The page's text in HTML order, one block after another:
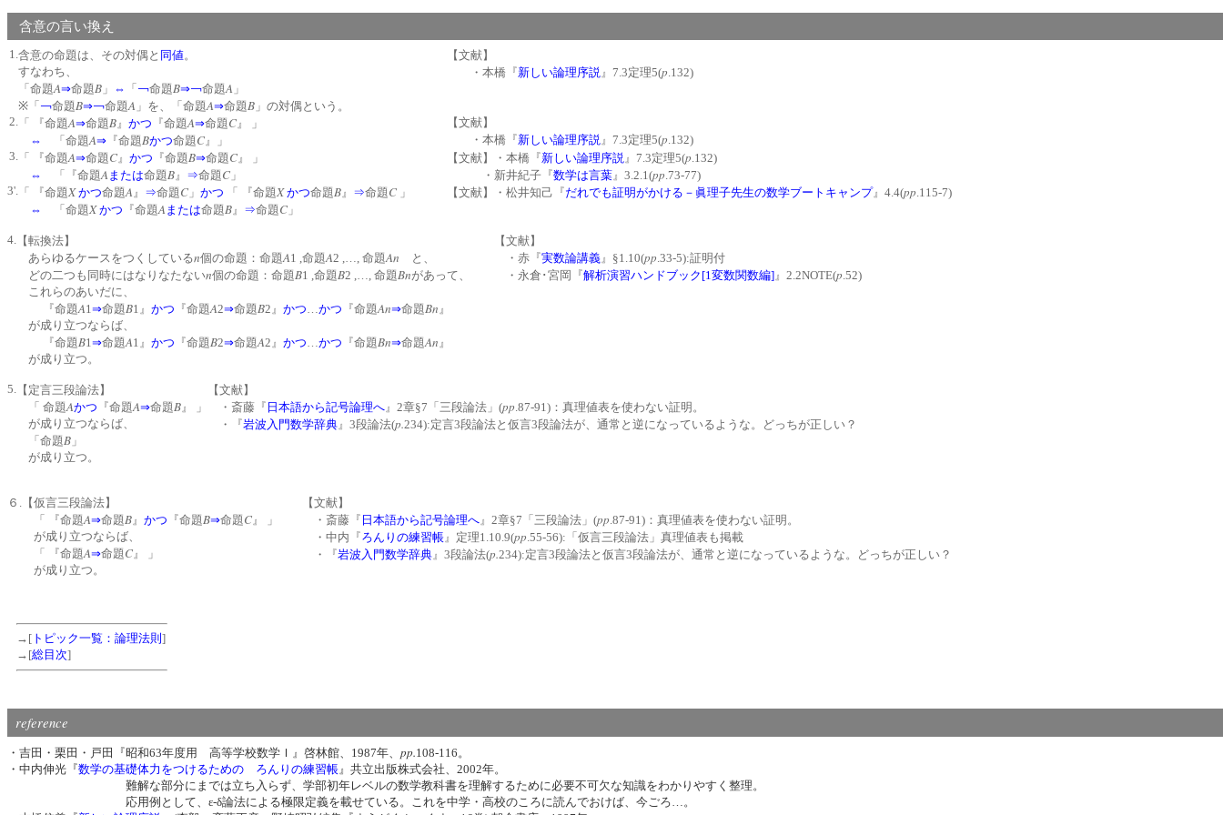
含意の言い換え
1. 含意の命題は、その対偶と 同値。
すなわち、
「命題A⇒命題B 」 ⇔ 「 ￢命題B⇒￢命題A 」
※「 ￢命題B⇒￢命題A 」を、「命題A⇒命題B 」の対偶という。
【文献】
・本橋『新しい論理序説 』7.3定理5(p .132)
2. 「 『命題A⇒命題B 』 かつ 『命題A⇒命題 C 』 」
⇔
「命題A⇒ 『命題Bかつ命題 C 』」
【文献】
・本橋『新しい論理序説 』7.3定理5(p .132)
3.
「 『命題A⇒命題 C 』 かつ 『命題B⇒命題 C 』 」
⇔
「『命題A または命題B 』 ⇒命題 C 」
【文献】・本橋『新しい論理序説 』7.3定理5(p .132)
・新井紀子『数学は言葉 』3.2.1(pp .73-77)
3'.
「 『命題Xかつ命題A 』 ⇒命題 C 」 かつ 「 『命題Xかつ命題B 』 ⇒命題 C 」
⇔
「命題Xかつ 『命題A または命題B 』 ⇒命題 C 」
【文献】・松井知己『だれでも証明がかける－眞理子先生の数学ブートキャンプ』4.4(pp .115-7)
4.
【転換法】
あらゆるケースをつくしているn個の命題：命題A1 ,命題A2 ,…, 命題An と、
どの二つも同時にはなりなたないn個の命題：命題B1 ,命題B2 ,…, 命題Bnがあって、
これらのあいだに、
『命題A1 ⇒命題B1』 かつ 『命題A2⇒命題B2』 かつ かつ 『命題An⇒命題Bn 』
が成り立つならば、
『命題B1 ⇒命題A1』 かつ 『命題B2⇒命題A2』 かつ かつ 『命題Bn⇒命題An 』
が成り立つ。
【文献】
・赤『実数論講義 』§1.10(pp .33-5):証明付
・永倉･宮岡『解析演習ハンドブック[1変数関数編] 』2.2NOTE(p .52)
5.
【定言三段論法】
「 命題Aかつ 『命題A⇒命題B 』 」
が成り立つならば、
「命題B 」
が成り立つ。
【文献】
・斎藤『 日本語から記号論理へ 』2章§7「三段論法」(pp .87-91)：真理値表を使わない証明。
・『岩波入門数学辞典 』3段論法(p.234):定言3段論法と仮言3段論法が、通常と逆になっているような。どっちが正しい？
６.
【仮言三段論法】
「 『命題A⇒命題B 』 かつ 『命題B⇒命題 C 』 」
が成り立つならば、
「 『命題A⇒命題 C 』 」
が成り立つ。
【文献】
・斎藤『 日本語から記号論理へ 』2章§7「三段論法」(pp .87-91)：真理値表を使わない証明。
・中内『ろんりの練習帳 』定理1.10.9(pp .55-56):「仮言三段論法」真理値表も掲載
・『岩波入門数学辞典 』3段論法(p.234):定言3段論法と仮言3段論法が、通常と逆になっているような。どっちが正しい？
→[ トピック一覧：論理法則 ]
→[総目次]
reference
・吉田・栗田・戸田『昭和63年度用 高等学校数学Ｉ』啓林館、1987年、 pp.108-116。
・中内伸光『数学の基礎体力をつけるための ろんりの練習帳 』共立出版株式会社、2002年。
難解な部分にまでは立ち入らず、学部初年レベルの数学教科書を理解するために必要不可欠な知識をわかりやすく整理。
応用例として、ε-δ論法による極限定義を載せている。これを中学・高校のころに読んでおけば、今ごろ…。